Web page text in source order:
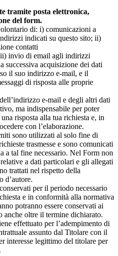
tramite posta elettronica,
del form.
di: i) comunicazioni a
indicati su questo sito; ii)
contatti
invio di email agli indirizzi
successiva acquisizione dei dati
il suo indirizzo e-mail, e il
di risposta alle proprie
e-mail e degli altri dati
ma indispensabile per poter
risposta alla tua richiesta e, in
con l’elaborazione.
sono utilizzati al solo fine di
trasmesse e sono comunicati
a tal fine necessario. Nel Form non
a dati particolari e gli allegati
trattati nel rispetto della
d’autore.
per il periodo necessario
e in conformità alla normativa
potranno essere conservati ai
oltre il termine dichiarato.
effettuato per l’adempimento di
assunto dal Titolare con il
interesse legittimo del titolare per